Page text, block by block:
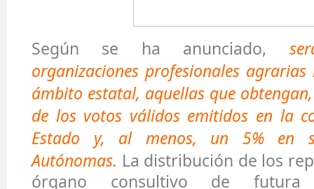
Según se ha anunciado,
organizaciones profesionales agrarias
ámbito estatal, aquellas que
de los votos válidos emitidos en la
Estado y, al menos, un 5% en
Autónomas. La distribución de los
órgano consultivo de futura